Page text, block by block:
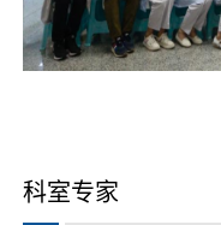
科室专家